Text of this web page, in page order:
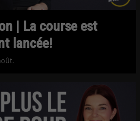
| La course est
lancée!